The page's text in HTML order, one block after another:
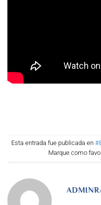
Esta entrada fue publicada en
Marque como